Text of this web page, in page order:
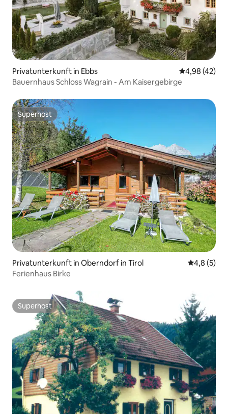
Privatunterkunft in Ebbs
4,98 (42)
Bauernhaus Schloss Wagrain - Am Kaisergebirge
Superhost
Superhost
Privatunterkunft in Oberndorf in Tirol
4,8 (5)
Ferienhaus Birke
Superhost
Superhost